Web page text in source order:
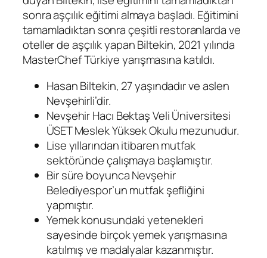
sonra aşçılık eğitimi almaya başladı. Eğitimini
tamamladıktan sonra çeşitli restoranlarda ve
oteller de aşçılık yapan Biltekin, 2021 yılında
MasterChef Türkiye yarışmasına katıldı.
Hasan Biltekin, 27 yaşındadır ve aslen
Nevşehirli’dir.
Nevşehir Hacı Bektaş Veli Üniversitesi
ÜSET Meslek Yüksek Okulu mezunudur.
Lise yıllarından itibaren mutfak
sektöründe çalışmaya başlamıştır.
Bir süre boyunca Nevşehir
Belediyespor’un mutfak şefliğini
yapmıştır.
Yemek konusundaki yetenekleri
sayesinde birçok yemek yarışmasına
katılmış ve madalyalar kazanmıştır.